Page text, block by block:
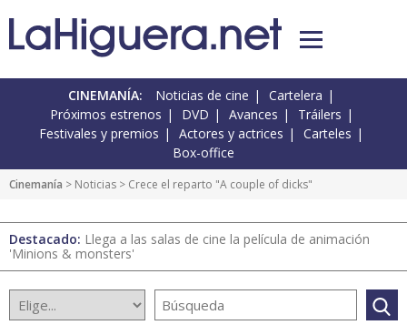
CINEMANÍA: Noticias de cine
Cartelera
Próximos estrenos
DVD Avances
Tráilers
Festivales y premios
Actores y actrices
Carteles
Box-office
Cinemanía > Noticias > Crece el reparto "A couple of dicks"
Destacado: Llega a las salas de cine la película de animación
'Minions & monsters'